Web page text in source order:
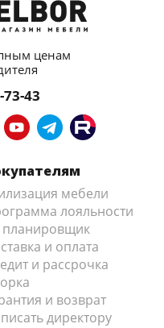
ценам
43
мебели
лояльности
планировщик
и оплата
и рассрочка
и возврат
директору